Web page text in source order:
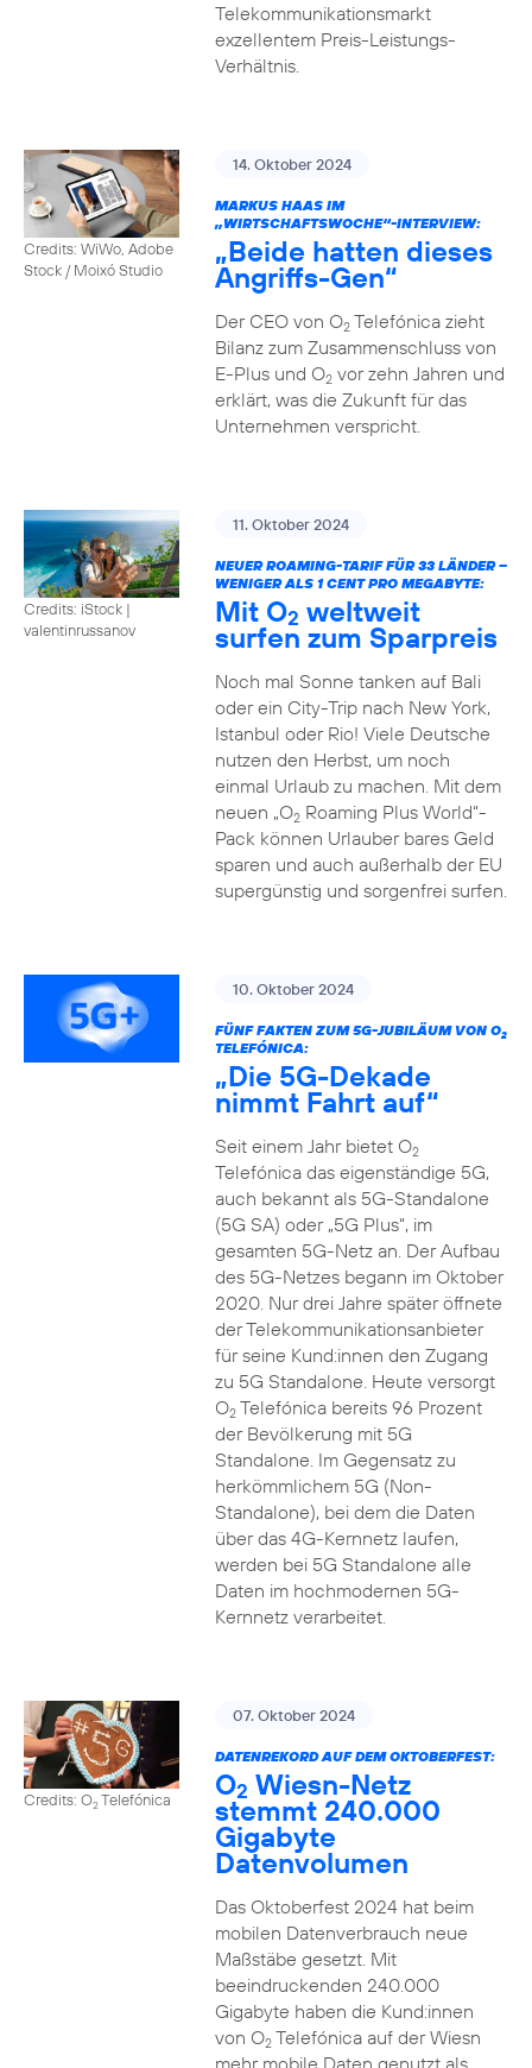
Telekommunikationsmarkt
exzellentem Preis-Leistungs-
Verhältnis.
Credits: WiWo, Adobe
Stock / Moixó Studio
14. Oktober 2024
MARKUS HAAS IM
„WIRTSCHAFTSWOCHE“-INTERVIEW:
„Beide hatten dieses
Angriffs-Gen“
Der CEO von O2Telefónica zieht
Bilanz zum Zusammenschluss von
E-Plus und O2vor zehn Jahren und
erklärt, was die Zukunft für das
Unternehmen verspricht.
Credits: iStock |
valentinrussanov
11. Oktober 2024
NEUER ROAMING-TARIF FÜR 33 LÄNDER –
WENIGER ALS 1 CENT PRO MEGABYTE:
Mit O2 weltweit
surfen zum Sparpreis
Noch mal Sonne tanken auf Bali
oder ein City-Trip nach New York,
Istanbul oder Rio! Viele Deutsche
nutzen den Herbst, um noch
einmal Urlaub zu machen. Mit dem
neuen „O2Roaming Plus World“-
Pack können Urlauber bares Geld
sparen und auch außerhalb der EU
supergünstig und sorgenfrei surfen.
10. Oktober 2024
FÜNF FAKTEN ZUM 5G-JUBILÄUM VON O2
TELEFÓNICA:
„Die 5G-Dekade
nimmt Fahrt auf“
Seit einem Jahr bietet O2
Telefónica das eigenständige 5G,
auch bekannt als 5G-Standalone
(5G SA) oder „5G Plus“, im
gesamten 5G-Netz an. Der Aufbau
des 5G-Netzes begann im Oktober
2020. Nur drei Jahre später öffnete
der Telekommunikationsanbieter
für seine Kund:innen den Zugang
zu 5G Standalone. Heute versorgt
O2Telefónica bereits 96 Prozent
der Bevölkerung mit 5G
Standalone. Im Gegensatz zu
herkömmlichem 5G (Non-
Standalone), bei dem die Daten
über das 4G-Kernnetz laufen,
werden bei 5G Standalone alle
Daten im hochmodernen 5G-
Kernnetz verarbeitet.
Credits: O2Telefónica
07. Oktober 2024
DATENREKORD AUF DEM OKTOBERFEST:
O2 Wiesn-Netz
stemmt 240.000
Gigabyte
Datenvolumen
Das Oktoberfest 2024 hat beim
mobilen Datenverbrauch neue
Maßstäbe gesetzt. Mit
beeindruckenden 240.000
Gigabyte haben die Kund:innen
von O2Telefónica auf der Wiesn
mehr mobile Daten genutzt als